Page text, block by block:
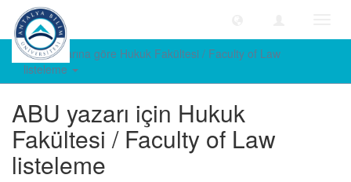
ABU yazarına göre Hukuk Fakültesi / Faculty of Law
listeleme
ABU yazarı için Hukuk
Fakültesi / Faculty of Law
listeleme